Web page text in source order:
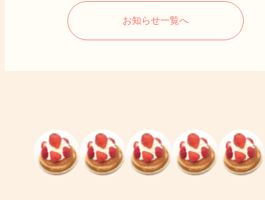
お知らせ一覧へ